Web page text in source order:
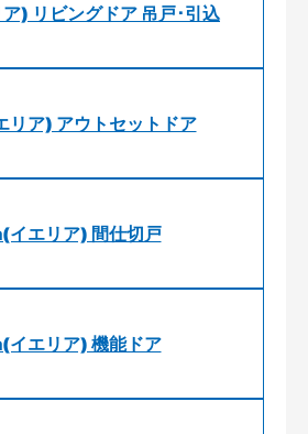
) リビングドア 吊戸･引込
ア) アウトセットドア
エリア) 間仕切戸
エリア) 機能ドア